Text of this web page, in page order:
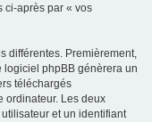
ci-après par « vos
différentes. Premièrement,
logiciel phpBB génèrera un
téléchargés
ordinateur. Les deux
et un identifiant